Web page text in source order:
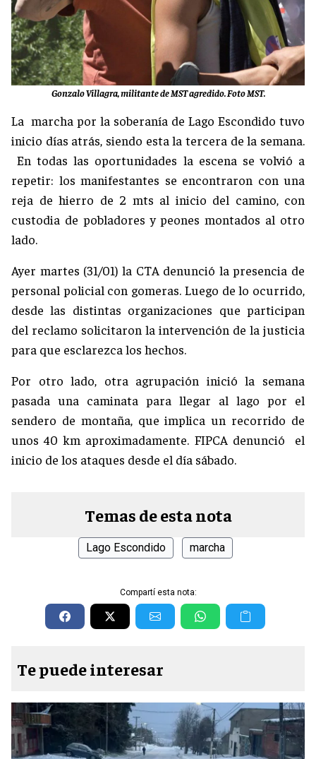
Gonzalo Villagra, militante de MST agredido. Foto MST.
La marcha por la soberanía de Lago Escondido tuvo
inicio días atrás, siendo esta la tercera de la semana.
En todas las oportunidades la escena se volvió a
repetir: los manifestantes se encontraron con una
reja de hierro de 2 mts al inicio del camino, con
custodia de pobladores y peones montados al otro
lado.
Ayer martes (31/01) la CTA denunció la presencia de
personal policial con gomeras. Luego de lo ocurrido,
desde las distintas organizaciones que participan
del reclamo solicitaron la intervención de la justicia
para que esclarezca los hechos.
Por otro lado, otra agrupación inició la semana
pasada una caminata para llegar al lago por el
sendero de montaña, que implica un recorrido de
unos 40 km aproximadamente. FIPCA denunció el
inicio de los ataques desde el día sábado.
Temas de esta nota
Lago Escondido marcha
Compartí esta nota:
Te puede interesar